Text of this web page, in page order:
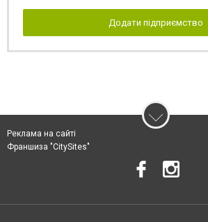
Додати підприємство
Реклама на сайті
Франшиза "CitySites"